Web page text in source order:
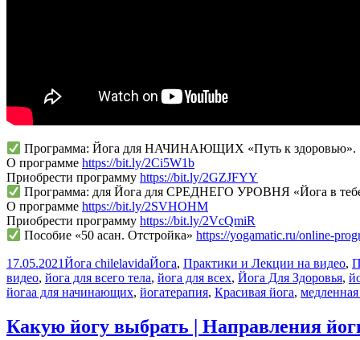
Программа: Йога для НАЧИНАЮЩИХ «Путь к здоровью».
О программе https://bit.ly/2Ci5W1b
Приобрести программу https://bit.ly/2GZJFYY
Программа: для Йога для СРЕДНЕГО УРОВНЯ «Йога в
О программе https://bit.ly/2SVHOHM
Приобрести программу https://bit.ly/2VcQmiR
Пособие «50 асан. Отстройка»https://yogamatic.ru/online-
Опубликовано
17.05.2021Автор
Йога chilelavidaРубрики
Йога, Практики и Лекции на видео,
видео, йога для всего тела, йога для всех, Йога Для Здоровья,
йогаа для начинающих, йогатерапия, Красивая йога, медленная
Какую йогу выбрать | Направления